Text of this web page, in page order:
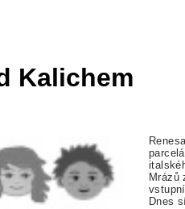
Kalichem
Mrázů
Dnes